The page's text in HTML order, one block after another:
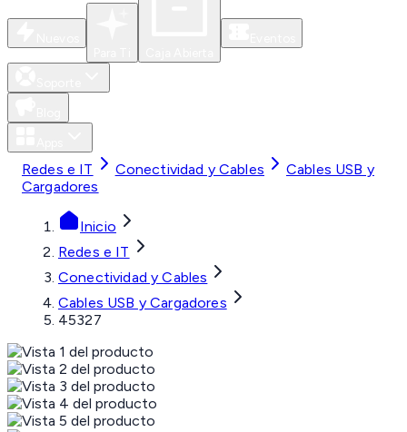
Redes e IT Conectividad y Cables
Cables USB y
Cargadores
Inicio
Redes e IT
Conectividad y Cables
Cables USB y Cargadores
45327